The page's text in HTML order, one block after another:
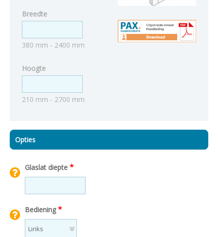
Breedte
380 mm - 2400 mm
Hoogte
210 mm - 2700 mm
Opties
Glaslat diepte *
Bediening*